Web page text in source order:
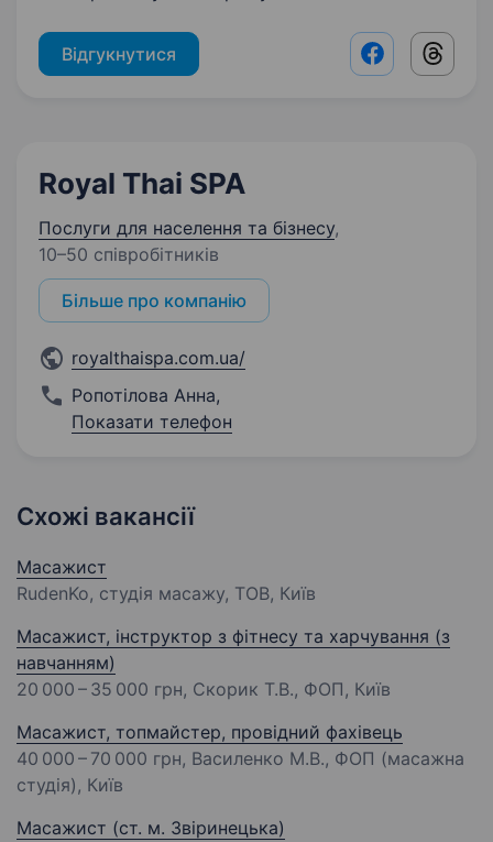
Відгукнутися Facebook
Royal Thai SPA
Послуги для населення та бізнесу,
10–50 співробітників
Більше про компанію
royalthaispa.com.ua/
Ропотілова Анна,
Показати телефон
Схожі вакансії
Масажист
RudenKo, студія масажу, ТОВ, Київ
Масажист, інструктор з фітнесу та харчування (з
навчанням)
20 000 – 35 000 грн, Скорик Т.В., ФОП, Київ
Масажист, топмайстер, провідний фахівець
40 000 – 70 000 грн, Василенко М.В., ФОП (масажна
студія), Київ
Масажист (ст. м. Звіринецька)